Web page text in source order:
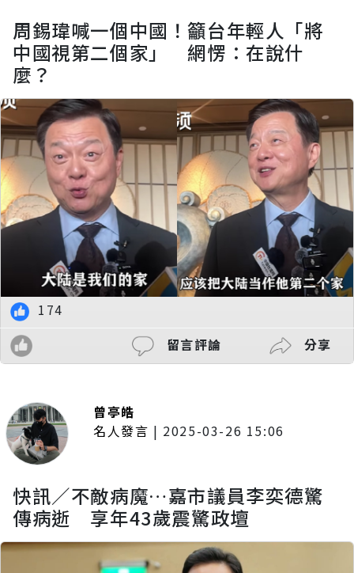
周錫瑋喊一個中國！籲台年輕人「將
中國視第二個家」 網愣：在說什
麼？
174
留言評論
分享
曾亭皓
名人發言 | 2025-03-26 15:06
快訊／不敵病魔…嘉市議員李奕德驚
傳病逝 享年43歲震驚政壇